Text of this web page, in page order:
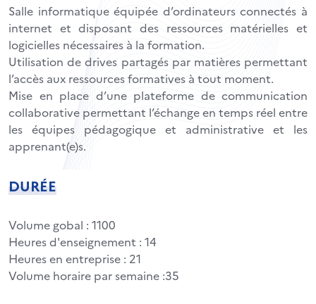
Salle informatique équipée d’ordinateurs connectés à
internet et disposant des ressources matérielles et
logicielles nécessaires à la formation.
Utilisation de drives partagés par matières permettant
l’accès aux ressources formatives à tout moment.
Mise en place d’une plateforme de communication
collaborative permettant l’échange en temps réel entre
les équipes pédagogique et administrative et les
apprenant(e)s.
DURÉE
Volume gobal : 1100
Heures d'enseignement : 14
Heures en entreprise : 21
Volume horaire par semaine :35